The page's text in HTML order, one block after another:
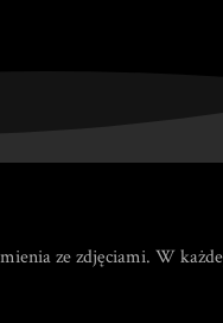
ze zdjęciami. W